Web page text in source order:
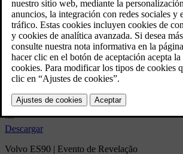
Volvo ES90 | Evento
Revelação
3/5/2025
Marcador
Compartir
Descargar
Volvo ES90 | Evento de Revelação